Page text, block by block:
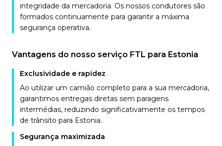
integridade da mercadoria. Os nossos condutores são
formados continuamente para garantir a máxima
segurança operativa.
Vantagens do nosso serviço FTL para Estonia
Exclusividade e rapidez
Ao utilizar um camião completo para a sua mercadoria,
garantimos entregas diretas sem paragens
intermédias, reduzindo significativamente os tempos
de trânsito para Estonia.
Segurança maximizada